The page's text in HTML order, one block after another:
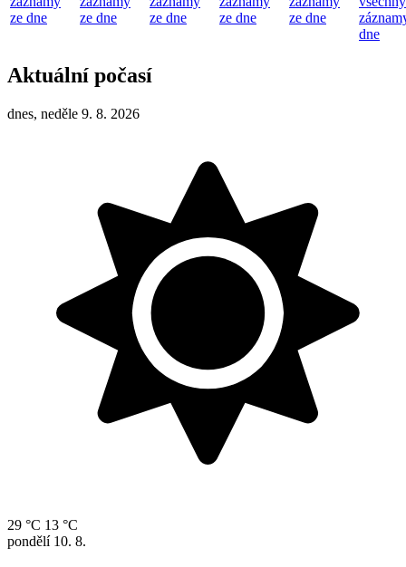
ze dne
ze dne
ze dne
ze dne
ze dne
dne
Aktuální počasí
dnes, neděle 9. 8. 2026
29 °C 13 °C
pondělí 10. 8.